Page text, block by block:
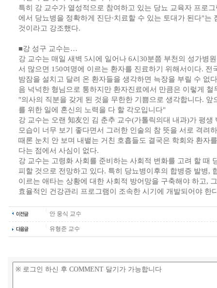
특히 강 교수가 열성적으로 참여하고 있는 당뇨 교육자 프로
에서 당뇨병을 정확하게 진단·치료할 수 있는 토대가 된다"는
것이라고 강조했다.
■강 성구 교수는…
강 교수는 매일 새벽 5시에 일어나 6시30분쯤 부천의 성가병
서 많으면 150여명에 이르는 환자를 진료하기 위해서이다. 전
밤잠을 설치고 달려 온 환자들을 생각하면 늑장을 부릴 수 없
음 넉넉한 형님으로 통하지만 환자진료에서 만큼은 이렇게 철
"의사의 직분을 갖게 된 것을 무한한 기쁨으로 생각합니다. 앞
를 위한 일에 혼신의 노력을 다 할 각오입니다"
강 교수는 오랜 知友인 김 춘추 교수(가톨릭의대 내과)가 평생
모습이 너무 보기 좋다면서 그러한 인술의 참 뜻을 서로 격려
때론 눈치 안 보며 내뱉는 거친 호흡들도 결국은 학회와 환자
다는 점에서 사심이 없다.
강 교수는 고령화 사회를 준비하는 사회적 변화를 고려 할 때
피할 것으로 전망하고 있다. 특히 당뇨병이후의 합병증 발병,
이르는 애타는 상황에 대한 사회적 방어망을 구축해야 하고,
효율적인 건강관리 프로그램이 조속한 시기에 개발되어야 한
안 웅식 교수
유형준 교수